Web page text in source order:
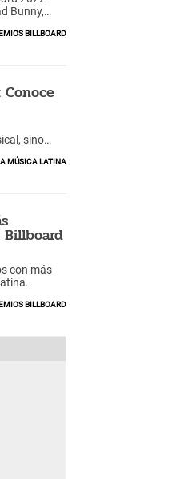
Bunny,
Billboard
sino
Música Latina
con más
Billboard